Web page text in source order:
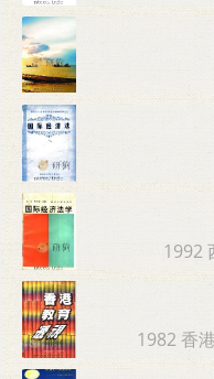
1992
1982 香